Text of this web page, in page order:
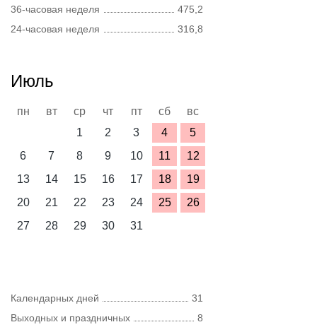
36-часовая неделя
475,2
24-часовая неделя
316,8
Июль
пн вт ср чт пт сб
вс
1
2 3 4
5
6
7 8 9 10 11
12
13
14 15 16 17 18
19
20
21 22 23 24 25
26
27
28 29 30 31
Календарных дней
31
Выходных и праздничных
8